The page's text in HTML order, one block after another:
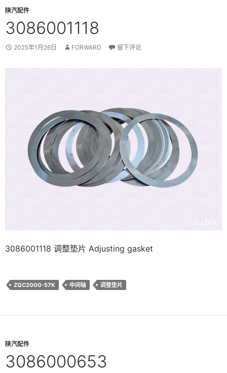
陕汽配件
3086001118
2025年1月26日 FORWARD 留下评论
3086001118 调整垫片 Adjusting gasket
ZQC2000-57K 中间轴 调整垫片
陕汽配件
3086000653